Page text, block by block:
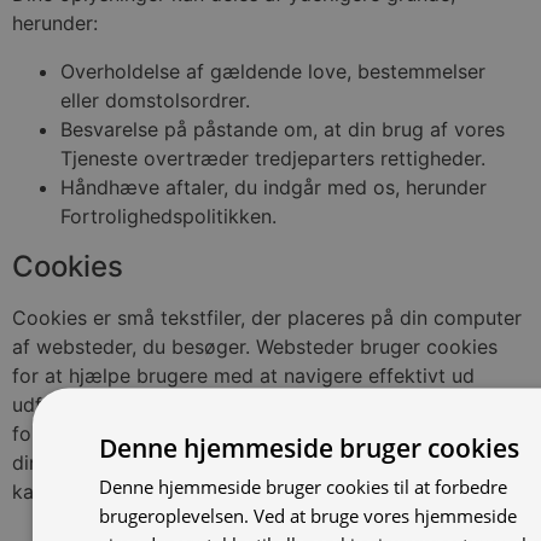
herunder:
Overholdelse af gældende love, bestemmelser
eller domstolsordrer.
Besvarelse på påstande om, at din brug af vores
Tjeneste overtræder tredjeparters rettigheder.
Håndhæve aftaler, du indgår med os, herunder
Fortrolighedspolitikken.
Cookies
Cookies er små tekstfiler, der placeres på din computer
af websteder, du besøger. Websteder bruger cookies
for at hjælpe brugere med at navigere effektivt ud
udføre særlige funktioner. Cookies, der er nødvendige
for, at webstedet fungerer korrekt, må placeres uden
din tilladelse. Alle andre cookies skal godkendes, før de
kan blive placeret i browseren.
Denne hjemmeside bruger cookies
Denne hjemmeside bruger cookies til at forbedre
brugeroplevelsen. Ved at bruge vores hjemmeside